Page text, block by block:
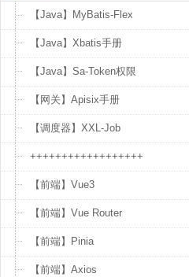
【Java】MyBatis-Flex
【Java】Xbatis手册
【Java】Sa-Token权限
【网关】Apisix手册
【调度器】XXL-Job
++++++++++++++++++
【前端】Vue3
【前端】Vue Router
【前端】Pinia
【前端】Axios